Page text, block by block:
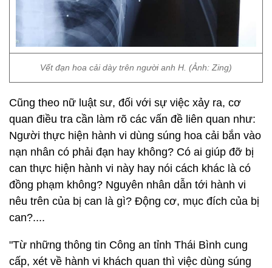
Vết đạn hoa cải dày trên người anh H. (Ảnh: Zing)
Cũng theo nữ luật sư, đối với sự việc xảy ra, cơ
quan điều tra cần làm rõ các vấn đề liên quan như:
Người thực hiện hành vi dùng súng hoa cải bắn vào
nạn nhân có phải đạn hay không? Có ai giúp đỡ bị
can thực hiện hành vi này hay nói cách khác là có
đồng phạm không? Nguyên nhân dẫn tới hành vi
nêu trên của bị can là gì? Động cơ, mục đích của bị
can?....
"Từ những thông tin Công an tỉnh Thái Bình cung
cấp, xét về hành vi khách quan thì việc dùng súng